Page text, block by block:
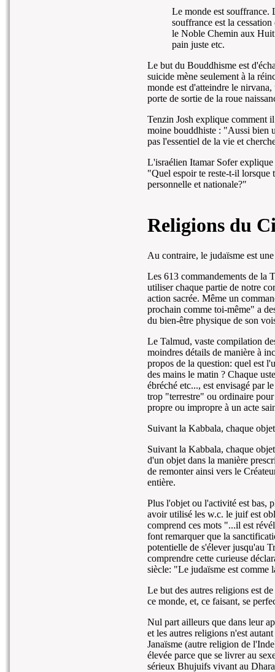
Le monde est souffrance.
souffrance est la
le Noble Chemin aux
pain juste etc.
Le but du Bouddhisme est
suicide mène seulement à la
monde est d'atteindre le
porte de sortie de la roue
Tenzin Josh explique comment
moine bouddhiste : "Aussi bien
pas l'essentiel de la vie et
L'israélien Itamar Sofer explique
"Quel espoir te reste-t-il lorsque
personnelle et nationale?"
Religions du
Au contraire, le judaïsme est
Les 613 commandements de la
utiliser chaque partie de notre
action sacrée. Même un
prochain comme toi-même" a
du bien-être physique de son
Le Talmud, vaste compilation
moindres détails de manière à
propos de la question: quel est
des mains le matin ? Chaque
ébréché etc..., est envisagé par
trop "terrestre" ou ordinaire
propre ou impropre à un acte
Suivant la Kabbala, chaque
Suivant la Kabbala, chaque
d'un objet dans la manière
de remonter ainsi vers le
entière.
Plus l'objet ou l'activité est bas,
avoir utilisé les w.c. le juif est
comprend ces mots "...il est
font remarquer que la
potentielle de s'élever jusqu'au
comprendre cette curieuse
siècle: "Le judaïsme est comme
Le but des autres religions est
ce monde, et, ce faisant, se
Nul part ailleurs que dans leur
et les autres religions n'est
Janaïsme (autre religion de
élevée parce que se livrer au
sérieux Bhujuifs vivant au